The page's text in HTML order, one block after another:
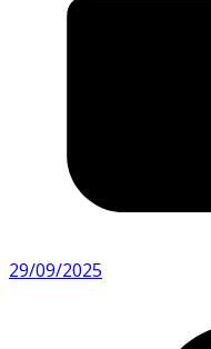
29/09/2025